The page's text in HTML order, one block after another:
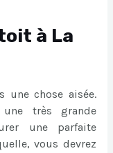
à La
une chose aisée.
très grande
une parfaite
vous devrez